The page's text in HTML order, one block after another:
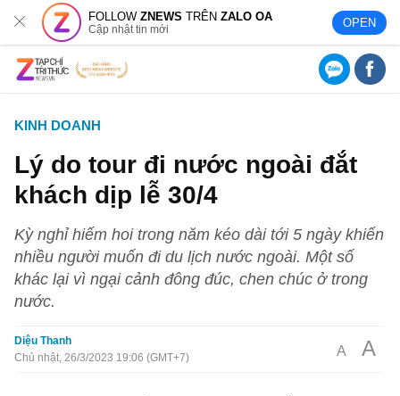
FOLLOWZNEWS TRÊNZALO OA
Cập nhật tin mới OPEN
KINH DOANH
Lý do tour đi nước ngoài đắt
khách dịp lễ 30/4
Kỳ nghỉ hiếm hoi trong năm kéo dài tới 5 ngày khiến
nhiều người muốn đi du lịch nước ngoài. Một số
khác lại vì ngại cảnh đông đúc, chen chúc ở trong
nước.
Diệu Thanh
Chủ nhật, 26/3/2023 19:06 (GMT+7)
A A